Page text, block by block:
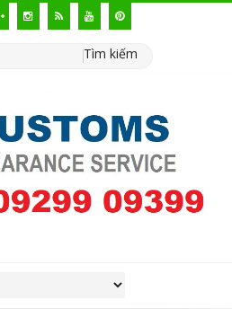
Tìm kiếm